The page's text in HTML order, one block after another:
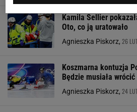
Kamila Sellier
Oto, co ją uratowało
Agnieszka Piskorz, 26
Koszmarna kontuzja
Będzie musiała wrócić
Agnieszka Piskorz, 24